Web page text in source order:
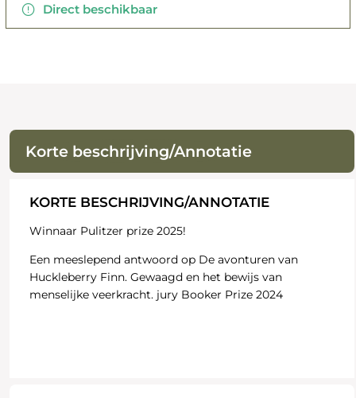
Direct beschikbaar
Korte beschrijving/Annotatie
KORTE BESCHRIJVING/ANNOTATIE
Winnaar Pulitzer prize 2025!
Een meeslepend antwoord op De avonturen van
Huckleberry Finn. Gewaagd en het bewijs van
menselijke veerkracht. jury Booker Prize 2024